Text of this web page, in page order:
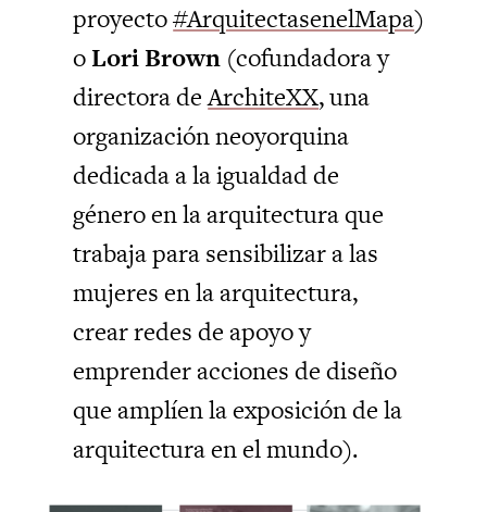
proyecto#ArquitectasenelMapa)
oLori Brown (cofundadora y
directora deArchiteXX, una
organización neoyorquina
dedicada a la igualdad de
género en la arquitectura que
trabaja para sensibilizar a las
mujeres en la arquitectura,
crear redes de apoyo y
emprender acciones de diseño
que amplíen la exposición de la
arquitectura en el mundo).